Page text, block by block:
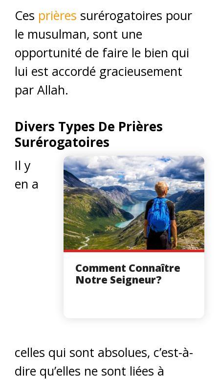
Ces prières surérogatoires pour
le musulman, sont une
opportunité de faire le bien qui
lui est accordé gracieusement
par Allah.
Divers Types De Prières
Surérogatoires
Comment Connaître
Notre Seigneur?
Il y
en a
celles qui sont absolues, c’est-à-
dire qu’elles ne sont liées à